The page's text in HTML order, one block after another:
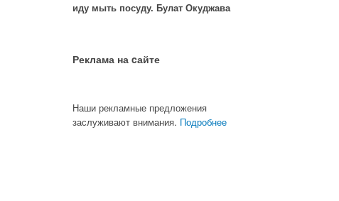
иду мыть посуду. Булат Окуджава
Реклама на cайте
Наши рекламные предложения
заслуживают внимания. Подробнее